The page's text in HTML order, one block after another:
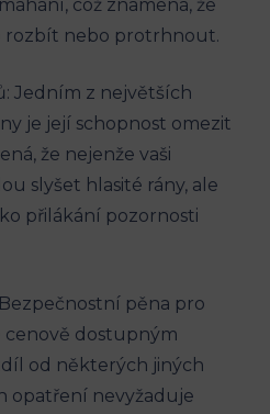
což znamená, že
rozbít nebo protrhnout.
Jedním z největších
je její schopnost omezit
že nejenže vaši
slyšet hlasité rány, ale
přilákání pozornosti
pěna pro
cenově dostupným
od některých jiných
opatření nevyžaduje